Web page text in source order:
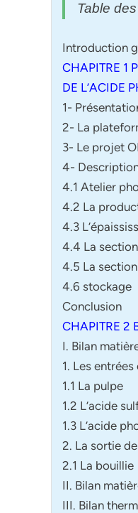
Table
Introduction
CHAPITRE 1
DE L’ACIDE
1-
2- La
3- Le projet
4-
4.1 Atelier
4.2 La
4.3
4.4 La
4.5 La
4.6 stockage
Conclusion
CHAPITRE 2
I. Bilan
1. Les
1.1 La pulpe
1.2 L’acide
1.3 L’acide
2. La sortie
2.1 La bouillie
II. Bilan
III. Bilan